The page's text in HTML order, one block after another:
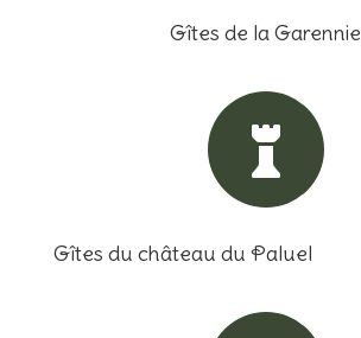
Gîtes de la Garennie

Gîtes du château du Paluel